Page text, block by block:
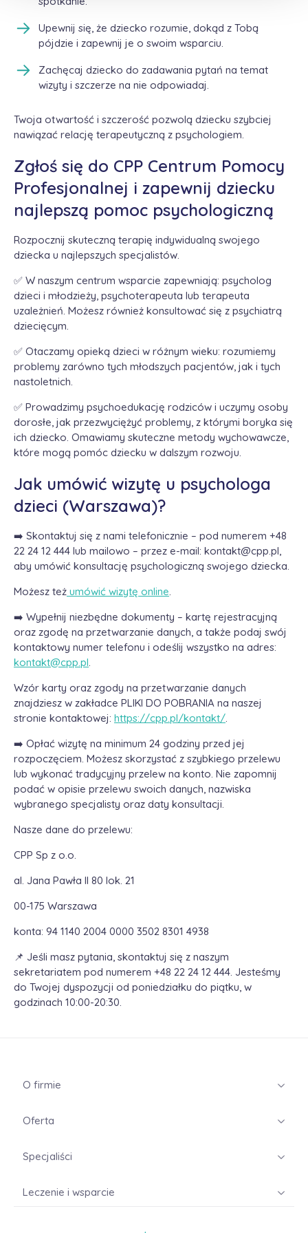
Upewnij się, że dziecko rozumie, dokąd z Tobą
pójdzie i zapewnij je o swoim wsparciu.
Zachęcaj dziecko do zadawania pytań na temat
wizyty i szczerze na nie odpowiadaj.
Twoja otwartość i szczerość pozwolą dziecku szybciej
nawiązać relację terapeutyczną z psychologiem.
Zgłoś się do CPP Centrum Pomocy
Profesjonalnej i zapewnij dziecku
najlepszą pomoc psychologiczną
Rozpocznij skuteczną terapię indywidualną swojego
dziecka u najlepszych specjalistów.
✅ W naszym centrum wsparcie zapewniają: psycholog
dzieci i młodzieży, psychoterapeuta lub terapeuta
uzależnień. Możesz również konsultować się z psychiatrą
dziecięcym.
✅ Otaczamy opieką dzieci w różnym wieku: rozumiemy
problemy zarówno tych młodszych pacjentów, jak i tych
nastoletnich.
✅ Prowadzimy psychoedukację rodziców i uczymy osoby
dorosłe, jak przezwyciężyć problemy, z którymi boryka się
ich dziecko. Omawiamy skuteczne metody wychowawcze,
które mogą pomóc dziecku w dalszym rozwoju.
Jak umówić wizytę u psychologa
dzieci (Warszawa)?
➡️ Skontaktuj się z nami telefonicznie – pod numerem +48
22 24 12 444 lub mailowo – przez e-mail: kontakt@cpp.pl,
aby umówić konsultację psychologiczną swojego dziecka.
Możesz też umówić wizytę online.
➡️ Wypełnij niezbędne dokumenty – kartę rejestracyjną
oraz zgodę na przetwarzanie danych, a także podaj swój
kontaktowy numer telefonu i odeślij wszystko na adres:
kontakt@cpp.pl.
Wzór karty oraz zgody na przetwarzanie danych
znajdziesz w zakładce PLIKI DO POBRANIA na naszej
stronie kontaktowej: https://cpp.pl/kontakt/.
➡️ Opłać wizytę na minimum 24 godziny przed jej
rozpoczęciem. Możesz skorzystać z szybkiego przelewu
lub wykonać tradycyjny przelew na konto. Nie zapomnij
podać w opisie przelewu swoich danych, nazwiska
wybranego specjalisty oraz daty konsultacji.
Nasze dane do przelewu:
CPP Sp z o.o.
al. Jana Pawła II 80 lok. 21
00-175 Warszawa
konta: 94 1140 2004 0000 3502 8301 4938
📌 Jeśli masz pytania, skontaktuj się z naszym
sekretariatem pod numerem +48 22 24 12 444. Jesteśmy
do Twojej dyspozycji od poniedziałku do piątku, w
godzinach 10:00-20:30.
O firmie
Oferta
Specjaliści
Leczenie i wsparcie